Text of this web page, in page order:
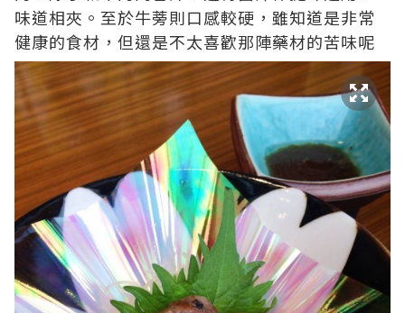
味道相夾。至於牛蒡則口感較硬，雖知道是非常
健康的食材，但還是不太喜歡那陣藥材的苦味呢